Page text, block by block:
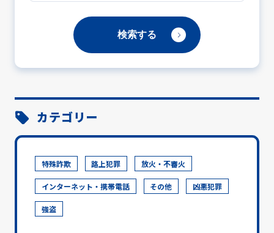
カテゴリー
特殊詐欺 路上犯罪 放火・不審火
インターネット・携帯電話 その他 凶悪犯罪
強盗